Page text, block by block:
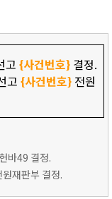
고 {사건번호}결정.
고 {사건번호}전원
바49 결정.
재판부 결정.